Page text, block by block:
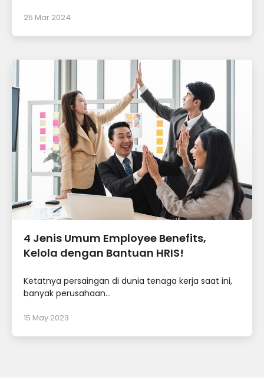
25 Mar 2024
4 Jenis Umum Employee Benefits,
Kelola dengan Bantuan HRIS!
Ketatnya persaingan di dunia tenaga kerja saat ini,
banyak perusahaan...
15 May 2023